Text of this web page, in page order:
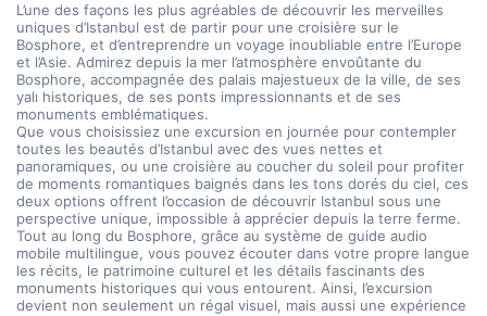
L’une des façons les plus agréables de découvrir les merveilles
uniques d’Istanbul est de partir pour une croisière sur le
Bosphore, et d’entreprendre un voyage inoubliable entre l’Europe
et l’Asie. Admirez depuis la mer l’atmosphère envoûtante du
Bosphore, accompagnée des palais majestueux de la ville, de ses
yalı historiques, de ses ponts impressionnants et de ses
monuments emblématiques.
Que vous choisissiez une excursion en journée pour contempler
toutes les beautés d’Istanbul avec des vues nettes et
panoramiques, ou une croisière au coucher du soleil pour profiter
de moments romantiques baignés dans les tons dorés du ciel, ces
deux options offrent l’occasion de découvrir Istanbul sous une
perspective unique, impossible à apprécier depuis la terre ferme.
Tout au long du Bosphore, grâce au système de guide audio
mobile multilingue, vous pouvez écouter dans votre propre langue
les récits, le patrimoine culturel et les détails fascinants des
monuments historiques qui vous entourent. Ainsi, l’excursion
devient non seulement un régal visuel, mais aussi une expérience